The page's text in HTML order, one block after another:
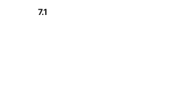
7.1